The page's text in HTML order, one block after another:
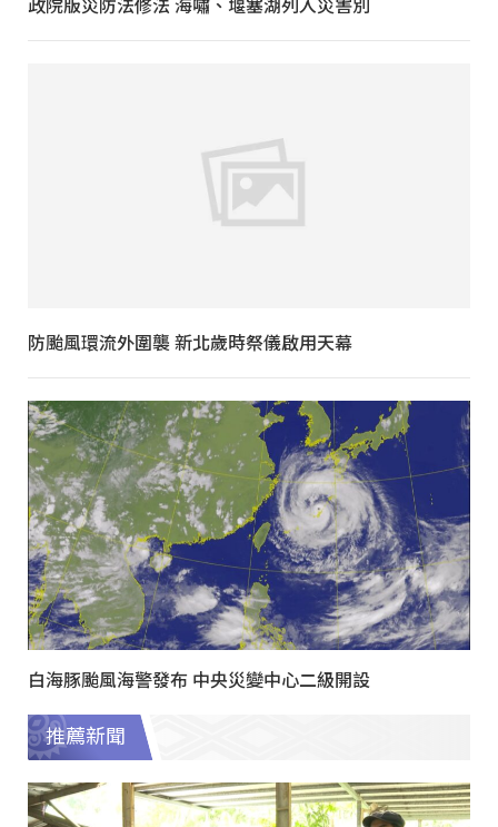
防颱風環流外圍襲 新北歲時祭儀啟用天幕
白海豚颱風海警發布 中央災變中心二級開設
推薦新聞